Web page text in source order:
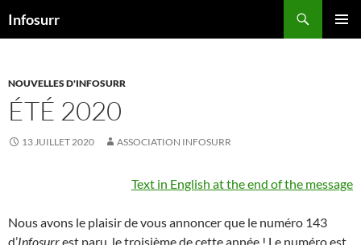
auInfosurr
NOUVELLES D'INFOSURR
ÉTÉ 2020
13 JUILLET 2020 ASSOCIATION INFOSURR
Text in English at the end of the message
Nous avons le plaisir de vous annoncer que le numéro 143
d’Infosurrest paru, le troisième de cette année ! Le numéro est